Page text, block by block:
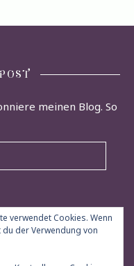
meinen Blog. So
verwendet Cookies. Wenn
der Verwendung von